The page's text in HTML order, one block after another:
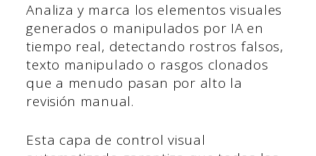
Analiza y marca los elementos visuales
generados o manipulados por IA en
tiempo real, detectando rostros falsos,
texto manipulado o rasgos clonados
que a menudo pasan por alto la
revisión manual.
Esta capa de control visual